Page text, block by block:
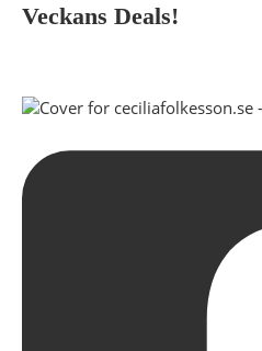
Veckans Deals!